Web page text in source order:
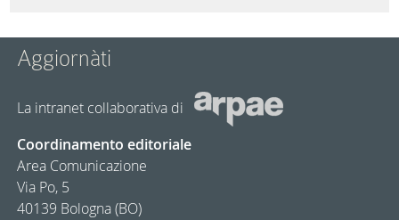
Aggiornàti
La intranet collaborativa di
Coordinamento editoriale
Area Comunicazione
Via Po, 5
40139 Bologna (BO)